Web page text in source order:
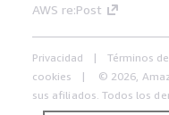
AWS re:Post
Privacidad Términos
cookies
© 2026,
sus afiliados. Todos los